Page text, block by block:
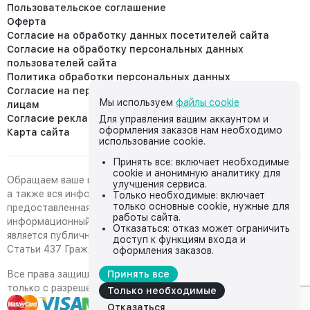
Пользовательское соглашение
Оферта
Согласие на обработку данных посетителей сайта
Согласие на обработку персональных данных
пользователей сайта
Политика обработки персональных данных
Согласие на передачу персональных данных третьим
лицам
Согласие реклама
Карта сайта
Обращаем ваше внимание на то, что данный интернет-сайт,
а также вся информация о товарах и ценах,
предоставленная на нём, носит исключительно
информационный характер и ни при каких условиях не
является публичной офертой, определяемой положениями
Статьи 437 Гражданского кодекса Российской Федерации.
Все права защищены, любое копирование с сайта возможно
только с разрешения владельца сайта
Мы используем файлы cookie
Для управления вашим аккаунтом и
оформления заказов нам необходимо
использование cookie.
Принять все: включает необходимые
cookie и анонимную аналитику для
улучшения сервиса.
Только необходимые: включает
только основные cookie, нужные для
работы сайта.
Отказаться: отказ может ограничить
доступ к функциям входа и
оформления заказов.
Принять все
Только необходимые
Отказаться